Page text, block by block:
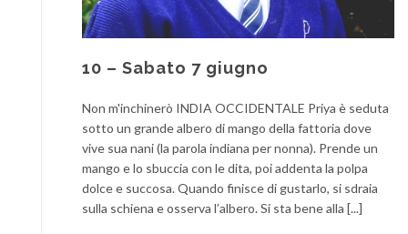
10 – Sabato 7 giugno
Non m'inchinerò INDIA OCCIDENTALE Priya è seduta
sotto un grande albero di mango della fattoria dove
vive sua nani (la parola indiana per nonna). Prende un
mango e lo sbuccia con le dita, poi addenta la polpa
dolce e succosa. Quando finisce di gustarlo, si sdraia
sulla schiena e osserva l’albero. Si sta bene alla [...]